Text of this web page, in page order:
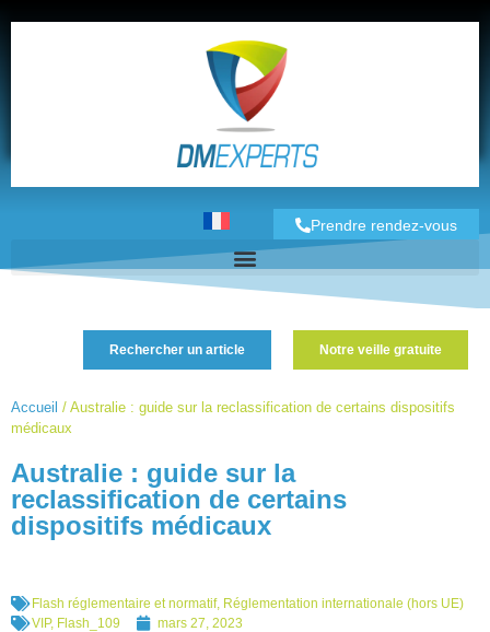
Prendre rendez-vous
Accueil / Australie : guide sur la reclassification de certains dispositifs
médicaux
Australie : guide sur la
reclassification de certains
dispositifs médicaux
Rechercher un article Notre veille gratuite
Flash réglementaire et normatif, Réglementation internationale (hors UE)
VIP, Flash_109 mars 27, 2023